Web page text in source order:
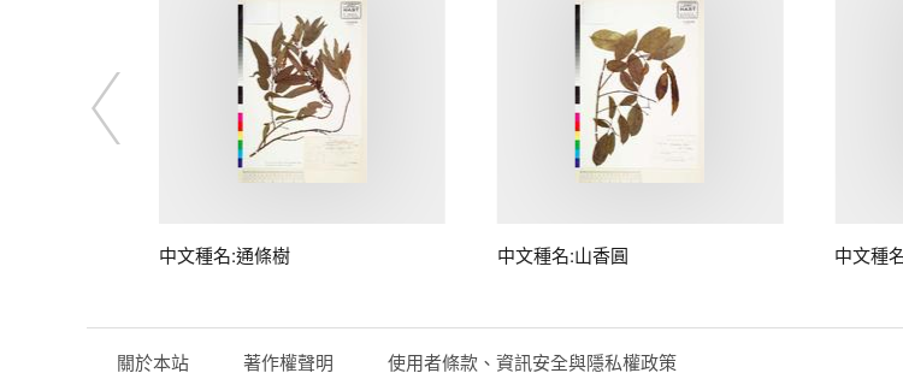
中文種名:通條樹 中文種名:山香圓 中文種
關於本站 著作權聲明 使用者條款、資訊安全與隱私權政策